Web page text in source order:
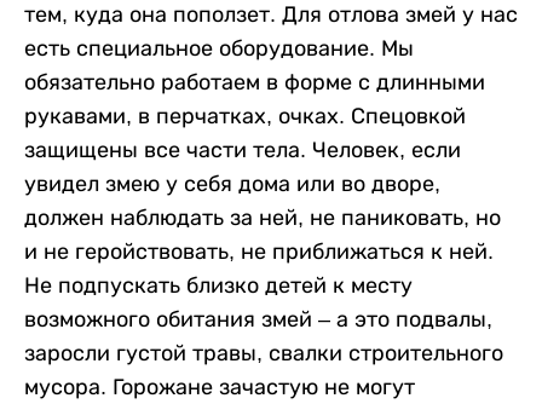
тем, куда она поползет. Для отлова змей у нас
есть специальное оборудование. Мы
обязательно работаем в форме с длинными
рукавами, в перчатках, очках. Спецовкой
защищены все части тела. Человек, если
увидел змею у себя дома или во дворе,
должен наблюдать за ней, не паниковать, но
и не геройствовать, не приближаться к ней.
Не подпускать близко детей к месту
возможного обитания змей – а это подвалы,
заросли густой травы, свалки строительного
мусора. Горожане зачастую не могут